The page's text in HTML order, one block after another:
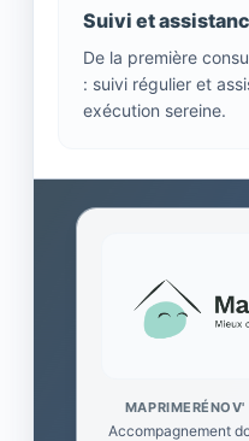
Suivi et
De la première
: suivi régulier et
exécution sereine.
Accompagnement